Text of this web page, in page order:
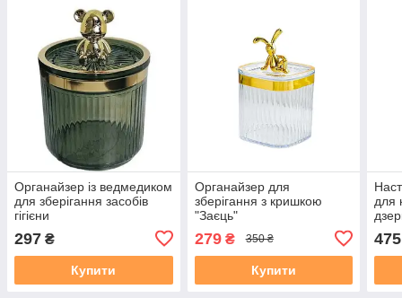
Органайзер із ведмедиком
для зберігання засобів
гігієни
297 ₴
Купити
Органайзер для
зберігання з кришкою
"Заєць"
279₴ 350 ₴
Купити
для
475